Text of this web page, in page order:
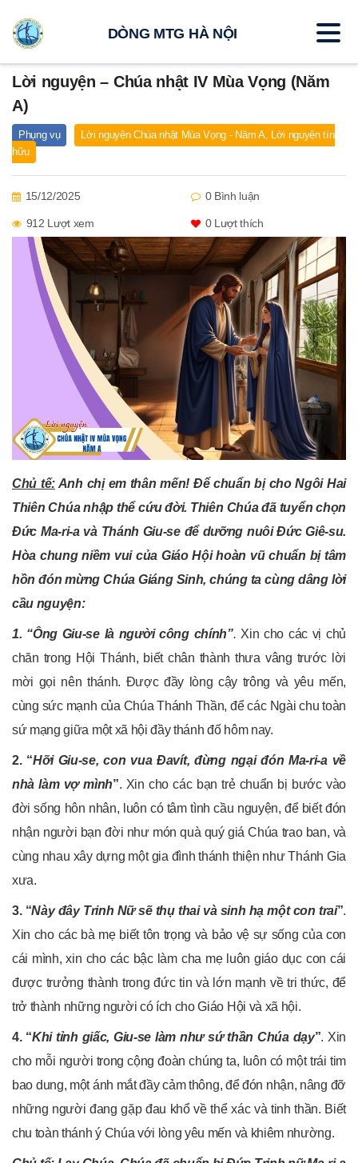
Lời nguyện – Chúa nhật IV Mùa Vọng (Năm
A)
Phụng vụ Lời nguyện Chúa nhật Mùa Vọng - Năm A, Lời nguyện tín
hữu
15/12/2025 0 Bình luận
912 Lượt xem 0Lượt thích
Chủ tế:Anh chị em thân mến! Để chuẩn bị cho Ngôi Hai
Thiên Chúa nhập thể cứu đời. Thiên Chúa đã tuyển chọn
Đức Ma-ri-a và Thánh Giu-se để dưỡng nuôi Đức Giê-su.
Hòa chung niềm vui của Giáo Hội hoàn vũchuẩn bị tâm
hồn đón mừng Chúa Giáng Sinh, chúng ta cùngdâng lời
cầu nguyện:
1. “Ông Giu-se là người công chính”. Xin cho các vị chủ
chăn trong Hội Thánh, biết chân thành thưa vâng trước lời
mời gọi nên thánh. Được đầy lòng cậy trông và yêu mến,
cùng sức mạnh của Chúa Thánh Thần, để các Ngài chu toàn
sứ mạng giữa một xã hội đầy thánh đố hôm nay.
2. “Hỡi Giu-se, con vua Đavít, đừng ngại đón Ma-ri-a về
nhà làm vợ mình”. Xin cho các bạn trẻ chuẩn bị bước vào
đời sống hôn nhân, luôn có tâm tình cầu nguyện, để biết đón
nhận người bạn đời như món quà quý giá Chúa trao ban, và
cùng nhau xây dựng một gia đình thánh thiện như Thánh Gia
xưa.
3. “Này đây Trinh Nữ sẽ thụ thai và sinh hạ một con trai”.
Xin cho các bà mẹ biết tôn trọng và bảo vệ sự sống của con
cái mình, xin cho các bậc làm cha mẹ luôn giáo dục con cái
được trưởng thành trong đức tin và lớn mạnh về tri thức, để
trở thành những người có ích cho Giáo Hội và xã hội.
4. “Khi tỉnh giấc, Giu-se làm như sứ thần Chúa dạy”. Xin
cho mỗi người trong cộng đoàn chúng ta, luôn có một trái tim
bao dung, một ánh mắt đầy cảm thông, để đón nhận, nâng đỡ
những người đang gặp đau khổ về thể xác và tinh thần. Biết
chu toàn thánh ý Chúa với lòng yêu mến và khiêm nhường.
DÒNG MTG HÀ NỘI